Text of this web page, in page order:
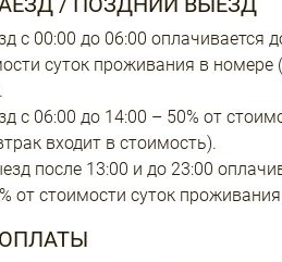
с 00:00 до 06:00 оплачивается
суток проживания в номере
с 06:00 до 14:00 – 50% от
входит в стоимость).
после 13:00 и до 23:00
от стоимости суток